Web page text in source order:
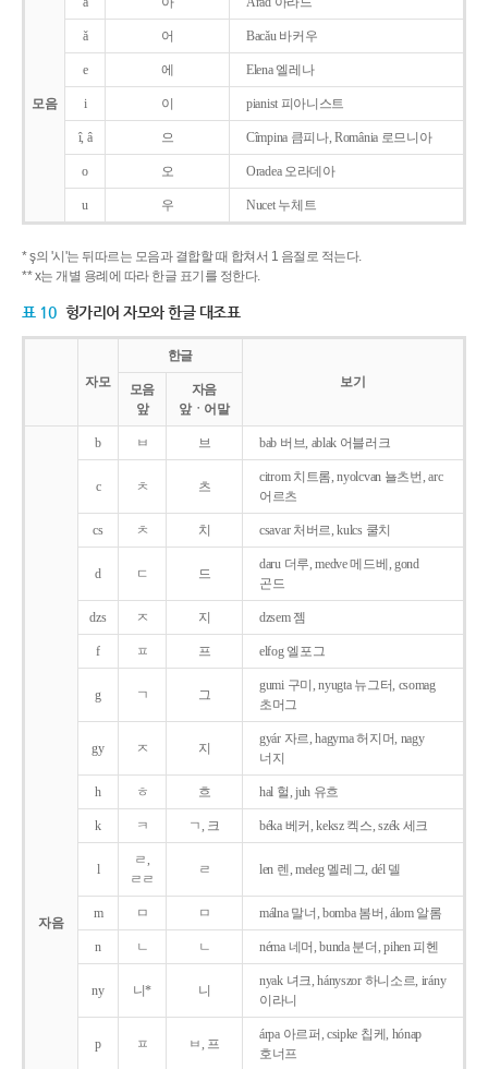
모음
ǎ 어 Bacǎu 바커우
e 에 Elena 엘레나
i 이 pianist 피아니스트
î, â 으 Cîmpina 큼피나, România 로므니아
o 오 Oradea 오라데아
u 우 Nucet 누체트
* ş의 '시'는 뒤따르는 모음과 결합할 때 합쳐서 1 음절로 적는다.
** x는 개별 용례에 따라 한글 표기를 정한다.
표 10 헝가리어 자모와 한글 대조표
자모
한글
보기
모음
앞
자음
앞ㆍ어말
자음
b ㅂ 브 bab 버브, ablak 어블러크
c ㅊ 츠
citrom 치트롬, nyolcvan 뇰츠번, arc
어르츠
cs ㅊ 치 csavar 처버르, kulcs 쿨치
d ㄷ 드
daru 더루, medve 메드베, gond
곤드
dzs ㅈ 지 dzsem 젬
f ㅍ 프 elfog 엘포그
g ㄱ 그
gumi 구미, nyugta 뉴그터, csomag
초머그
gy ㅈ 지
gyár 자르, hagyma 허지머, nagy
너지
h ㅎ 흐 hal 헐, juh 유흐
k ㅋ ㄱ, 크 béka 베커, keksz 켁스, szék 세크
l
ㄹ,
ㄹㄹ
ㄹ len 렌, meleg 멜레그, dél 델
m ㅁ ㅁ málna 말너, bomba 봄버, álom 알롬
n ㄴ ㄴ néma 네머, bunda 분더, pihen 피헨
ny 니* 니
nyak 녀크, hányszor 하니소르, irány
이라니
p ㅍ ㅂ, 프
árpa 아르퍼, csipke 칩케, hónap
호너프